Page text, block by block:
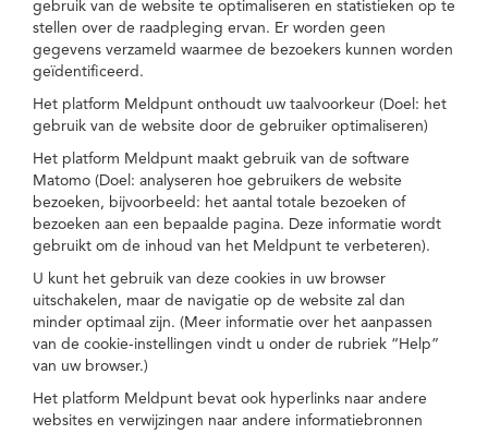
gebruik van de website te optimaliseren en statistieken op te
stellen over de raadpleging ervan. Er worden geen
gegevens verzameld waarmee de bezoekers kunnen worden
geïdentificeerd.
Het platform Meldpunt onthoudt uw taalvoorkeur (Doel: het
gebruik van de website door de gebruiker optimaliseren)
Het platform Meldpunt maakt gebruik van de software
Matomo (Doel: analyseren hoe gebruikers de website
bezoeken, bijvoorbeeld: het aantal totale bezoeken of
bezoeken aan een bepaalde pagina. Deze informatie wordt
gebruikt om de inhoud van het Meldpunt te verbeteren).
U kunt het gebruik van deze cookies in uw browser
uitschakelen, maar de navigatie op de website zal dan
minder optimaal zijn. (Meer informatie over het aanpassen
van de cookie-instellingen vindt u onder de rubriek “Help”
van uw browser.)
Het platform Meldpunt bevat ook hyperlinks naar andere
websites en verwijzingen naar andere informatiebronnen